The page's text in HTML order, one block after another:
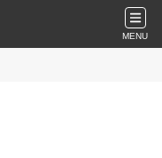
MENU